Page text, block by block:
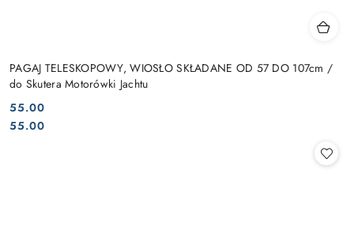
PAGAJ TELESKOPOWY, WIOSŁO SKŁADANE OD 57 DO 107cm /
do Skutera Motorówki Jachtu
Cena:
55.00
Cena:
55.00